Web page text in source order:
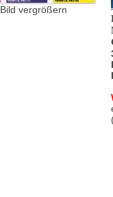
Bild vergrößern